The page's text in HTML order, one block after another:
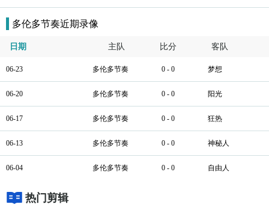
多伦多节奏近期录像
日期 主队 比分 客队
06-23 多伦多节奏 0 - 0 梦想
06-20 多伦多节奏 0 - 0 阳光
06-17 多伦多节奏 0 - 0 狂热
06-13 多伦多节奏 0 - 0 神秘人
06-04 多伦多节奏 0 - 0 自由人
热门剪辑